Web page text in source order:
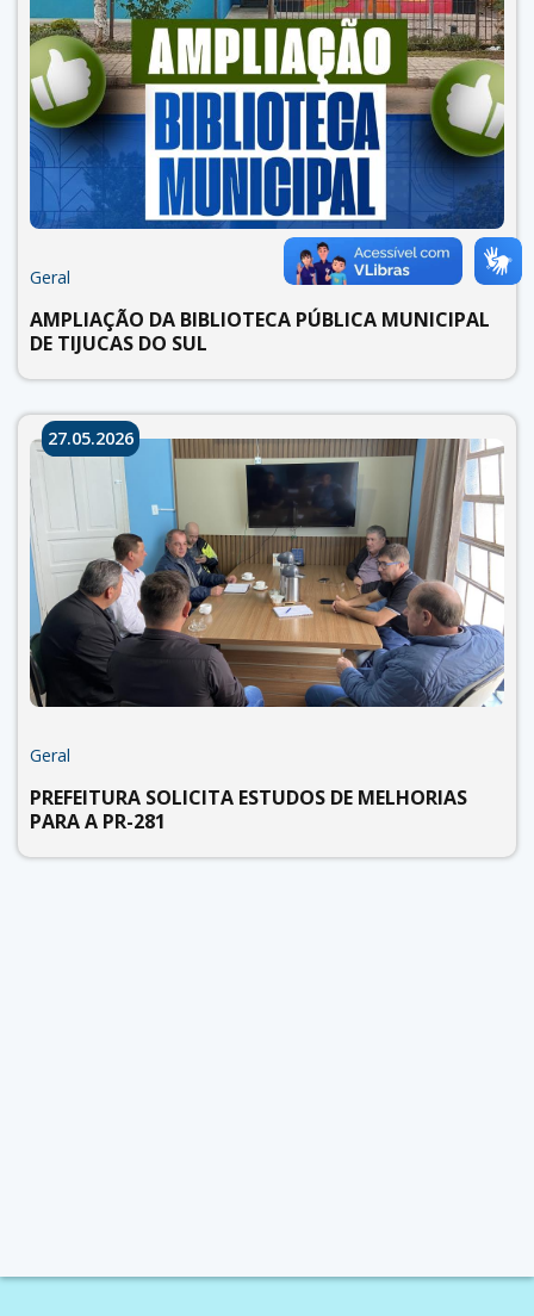
Geral
AMPLIAÇÃO DA BIBLIOTECA PÚBLICA MUNICIPAL
DE TIJUCAS DO SUL
27.05.2026
Geral
PREFEITURA SOLICITA ESTUDOS DE MELHORIAS
PARA A PR-281